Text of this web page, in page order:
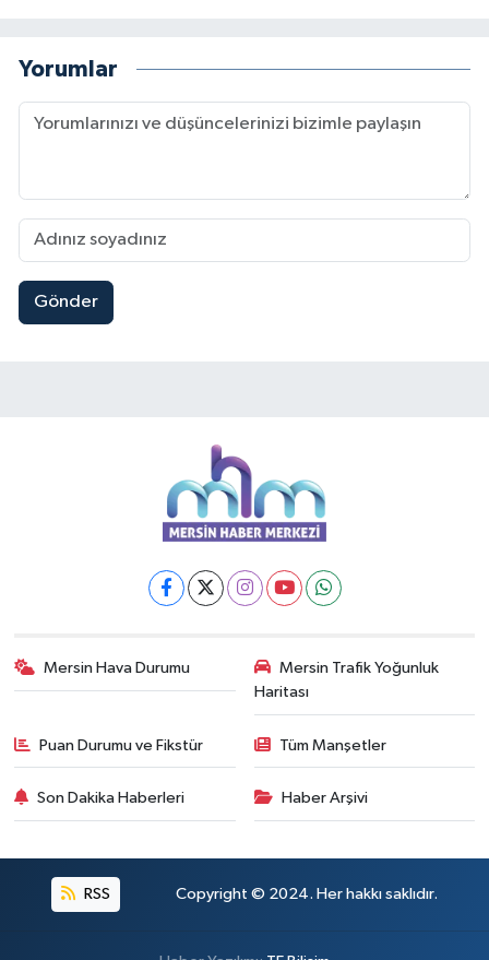
Yorumlar
Gönder
Mersin Hava Durumu
Mersin Trafik Yoğunluk
Haritası
Puan Durumu ve Fikstür Tüm Manşetler
Son Dakika Haberleri Haber Arşivi
RSS Copyright © 2024. Her hakkı saklıdır.